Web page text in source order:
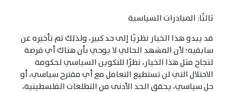
ثالثًا: المبادرات السياسية
قد يبدو هذا الخيار نظريًا إلى حد كبير، ولذلك تم تأخيره عن
سابقيه؛ لأن المشهد الحالي لا يوحي بأن هناك أي فرصة
لنجاح مثل هذا الخيار، نظرًا للتكوين السياسي لحكومة
الاحتلال التي لن تستطيع التعامل مع أي مقترح سياسي، أو
حل سياسي، يحقق الحد الأدنى من التطلعات الفلسطينية،